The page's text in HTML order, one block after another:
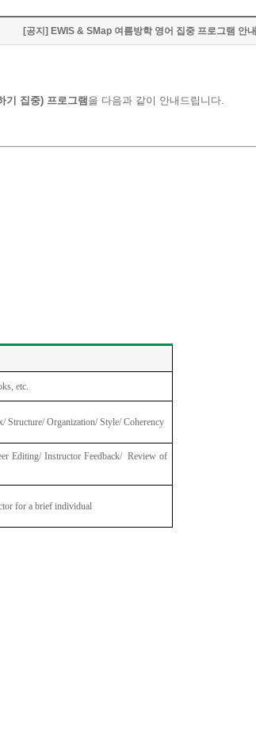
[공지] EWIS & SMap 여름방학 영어 집중 프로그램 안내
기 집중) 프로그램 을 다음과 같이 안내드립니다.
etc.
Structure/ Organization/ Style/ Coherency
Editing/ Instructor Feedback/ Review of
for a brief individual